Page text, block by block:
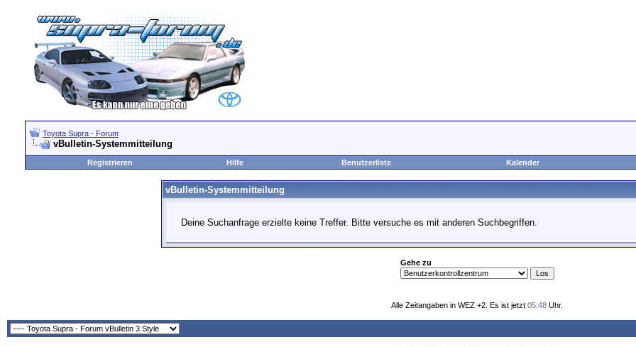
Toyota Supra - Forum
vBulletin-Systemmitteilung
Registrieren
Hilfe Benutzerliste Kalender
vBulletin-Systemmitteilung
Deine Suchanfrage erzielte keine Treffer. Bitte versuche es mit anderen Suchbegriffen.
Gehe zu
Alle Zeitangaben in WEZ +2. Es ist jetzt 05:48 Uhr.